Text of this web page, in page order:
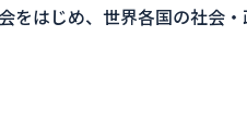
をはじめ、世界各国の社会